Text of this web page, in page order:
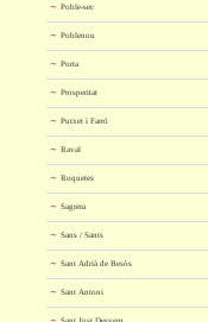
Poble-sec
Poblenou
Porta
Prosperitat
Putxet i Farró
Raval
Roquetes
Sagrera
Sans / Sants
Sant Adrià de Besòs
Sant Antoni